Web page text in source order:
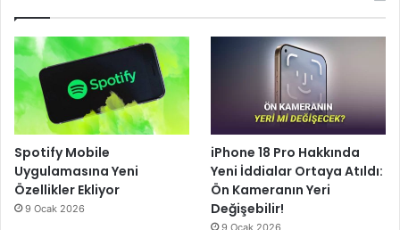
Spotify Mobile
Uygulamasına Yeni
Özellikler Ekliyor
9 Ocak 2026
iPhone 18 Pro Hakkında
Yeni İddialar Ortaya Atıldı:
Ön Kameranın Yeri
Değişebilir!
9 Ocak 2026